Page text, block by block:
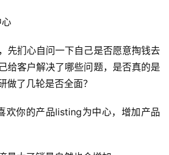
先扪心自问一下自己是否愿意掏钱去
给客户解决了哪些问题，是否真的是
做了几轮是否全面？
欢你的产品listing为中心，增加产品